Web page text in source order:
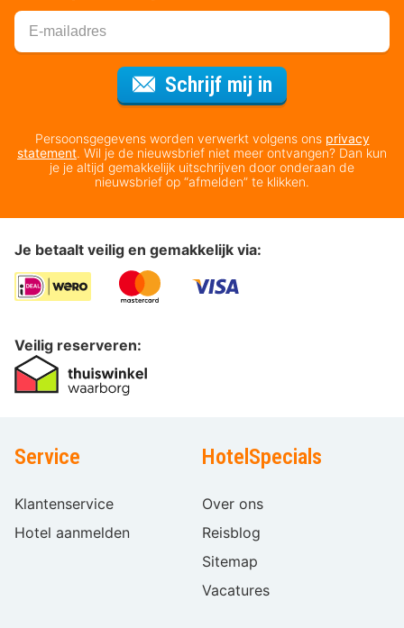
Schrijf mij in
Persoonsgegevens worden verwerkt volgens ons privacy
statement. Wil je de nieuwsbrief niet meer ontvangen? Dan kun
je je altijd gemakkelijk uitschrijven door onderaan de
nieuwsbrief op “afmelden” te klikken.
Je betaalt veilig en gemakkelijk via:
Veilig reserveren:
Service
Klantenservice
Hotel aanmelden
HotelSpecials
Over ons
Reisblog
Sitemap
Vacatures